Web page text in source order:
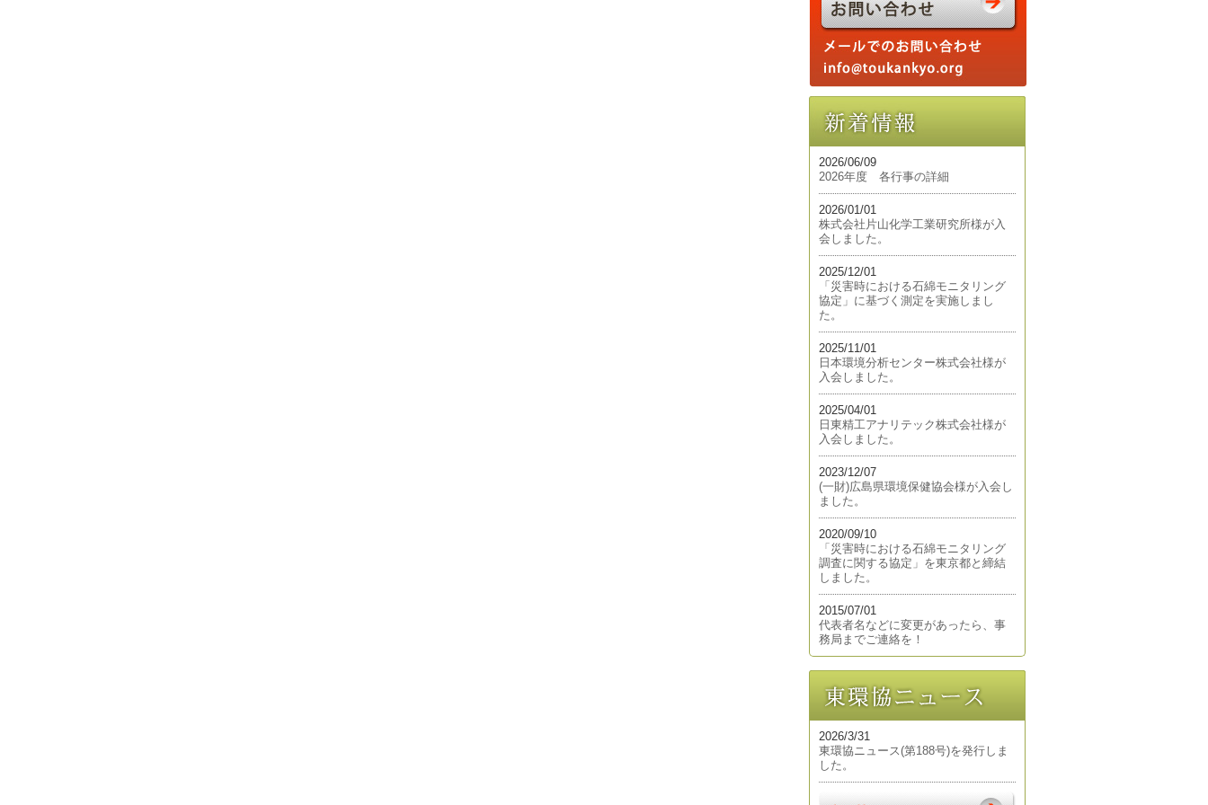
2026/06/09
2026年度 各行事の詳細
2026/01/01
株式会社片山化学工業研究所様が入
会しました。
2025/12/01
「災害時における石綿モニタリング
協定」に基づく測定を実施しまし
た。
2025/11/01
日本環境分析センター株式会社様が
入会しました。
2025/04/01
日東精工アナリテック株式会社様が
入会しました。
2023/12/07
(一財)広島県環境保健協会様が入会し
ました。
2020/09/10
「災害時における石綿モニタリング
調査に関する協定」を東京都と締結
しました。
2015/07/01
代表者名などに変更があったら、事
務局までご連絡を！
2026/3/31
東環協ニュース(第188号)を発行しま
した。